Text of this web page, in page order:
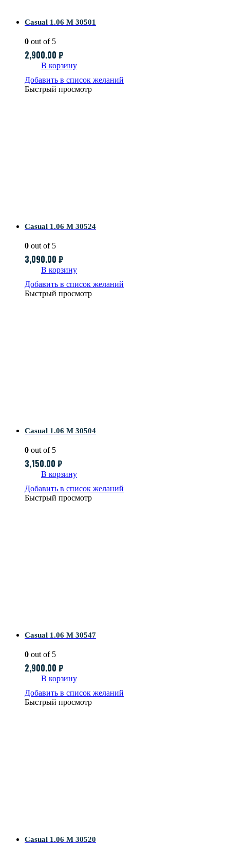
Casual 1.06 M 30501
0 out of 5
2,900.00 ₽
В корзину
Добавить в список желаний
Быстрый просмотр
Casual 1.06 M 30524
0 out of 5
3,090.00 ₽
В корзину
Добавить в список желаний
Быстрый просмотр
Casual 1.06 M 30504
0 out of 5
3,150.00 ₽
В корзину
Добавить в список желаний
Быстрый просмотр
Casual 1.06 M 30547
0 out of 5
2,900.00 ₽
В корзину
Добавить в список желаний
Быстрый просмотр
Casual 1.06 M 30520